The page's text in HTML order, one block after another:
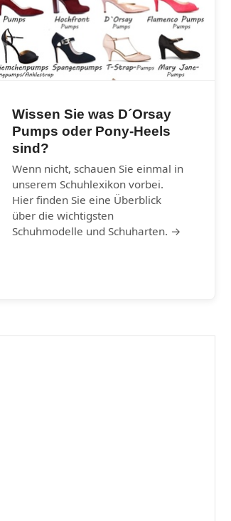
Wissen Sie was D´Orsay
Pumps oder Pony-Heels
sind?
Wenn nicht, schauen Sie einmal in
unserem Schuhlexikon vorbei.
Hier finden Sie eine Überblick
über die wichtigsten
Schuhmodelle und Schuharten. →